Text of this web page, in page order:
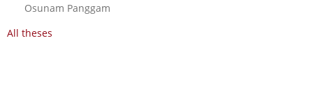
Osunam Panggam
All theses